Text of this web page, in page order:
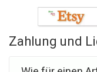
Zahlung und